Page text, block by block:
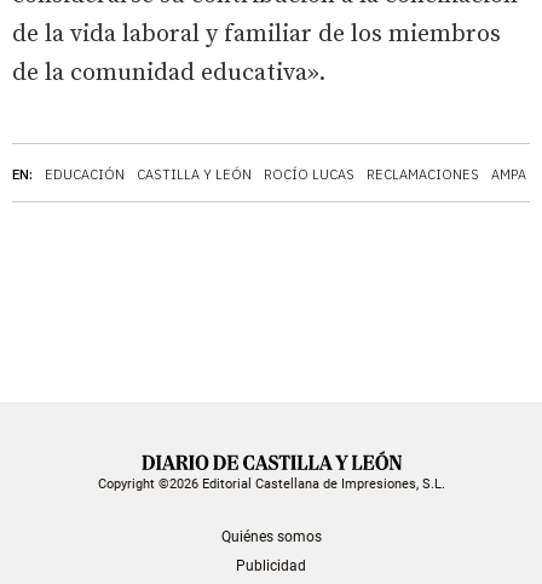
EN: EDUCACIÓN CASTILLA Y LEÓN ROCÍO LUCAS RECLAMACIONES AMPA
de la vida laboral y familiar de los miembros
de la comunidad educativa».
Copyright ©2026 Editorial Castellana de Impresiones, S.L.
Quiénes somos
Publicidad